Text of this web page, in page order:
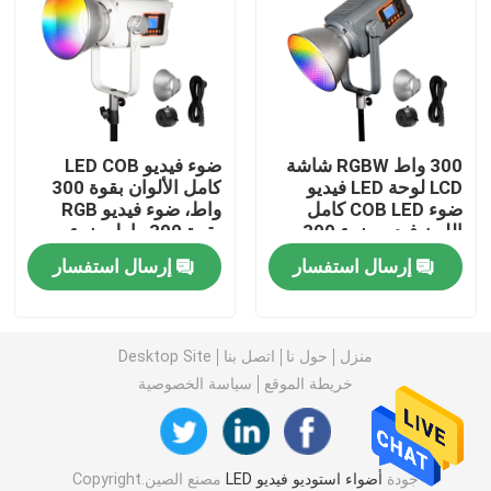
مصباح فيديو RGB LED
أضواء الاستوديو LED للتصوير الفوتوغرافي
أضواء استوديو RGB LED
ضوء نصف القمر LED
مصباح لوحي LED ناعم
ضوء استوديو الفيلم
300 واط RGBW شاشة
LCD لوحة LED فيديو
ضوء COB LED كامل
اللون فيديو ضوء 300
واط RGB فيديو ضوء LED
تصوير ضوئيإرسال استفسار
ضوء فيديو LED COB
كامل الألوان بقوة 300
واط، ضوء فيديو RGB
بقوة 300 واط، ضوء
تصوير LED
إرسال استفسار
منزل حول نا اتصل بنا
Desktop Site
خريطة الموقع
سياسة الخصوصية
جودة أضواء استوديو فيديو LED مصنع الصين.Copyright